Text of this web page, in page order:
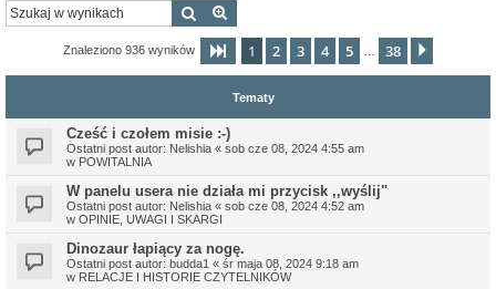
Szukaj
Znaleziono 936 wyników Strona z38
1 2 3 4 5 38
Tematy
Cześć i czołem misie :-)
Ostatni post autor: Nelishia « sob cze 08, 2024 4:55 am
w POWITALNIA
W panelu usera nie działa mi przycisk ,,wyślij"
Ostatni post autor: Nelishia « sob cze 08, 2024 4:52 am
w OPINIE, UWAGI I SKARGI
Dinozaur łapiący za nogę.
Ostatni post autor: budda1 « śr maja 08, 2024 9:18 am
w RELACJE I HISTORIE CZYTELNIKÓW